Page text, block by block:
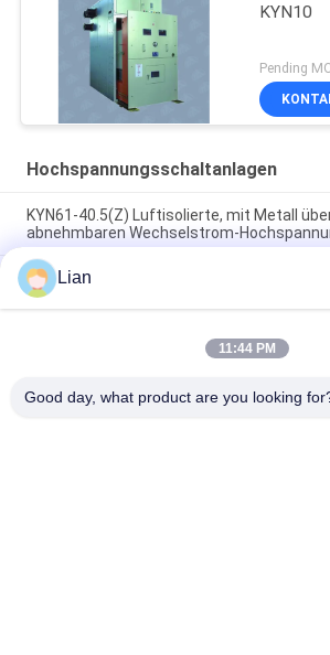
KYN10
Pending
Hochspannungsschaltanlagen
KYN61-40.5(Z) Luftisolierte, mit Metall
abnehmbaren Wechselstrom-
33Kv/36Kv/40.5Kv gasisolierte SF6-
Hochspannungsschaltanlage mit 630A
Innenräume RMU-Schaltanlage
Innen-Einheits-Schaltanlage der
Lian
11:44 PM
Good day, what product are you looking